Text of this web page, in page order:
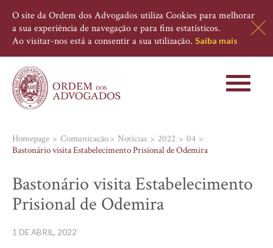
O site da Ordem dos Advogados utiliza Cookies para melhorar
a sua experiência de navegação e para fins estatísticos.
Ao visitar-nos está a consentir a sua utilização. Saiba mais
Toggle
Homepage Comunicação Notícias 2022
04
Bastonário visita Estabelecimento Prisional de Odemira
Bastonário visita Estabelecimento
Prisional de Odemira
1 DE ABRIL, 2022